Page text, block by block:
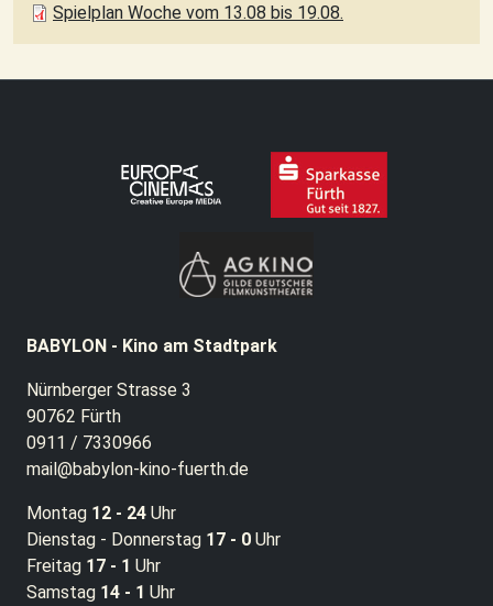
Spielplan Woche vom 13.08 bis 19.08.
BABYLON - Kino am Stadtpark
Nürnberger Strasse 3
90762 Fürth
0911 / 7330966
mail@babylon-kino-fuerth.de
Montag 12 - 24 Uhr
Dienstag - Donnerstag 17 - 0 Uhr
Freitag 17 - 1 Uhr
Samstag 14 - 1 Uhr